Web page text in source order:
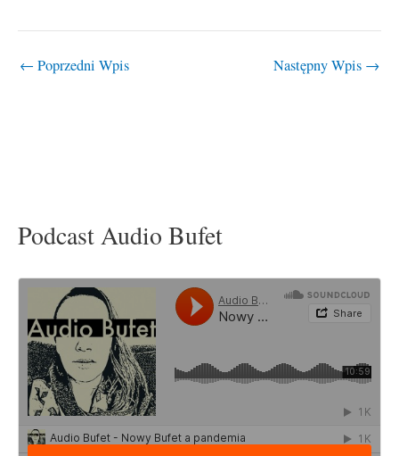
← Poprzedni Wpis Następny Wpis →
Podcast Audio Bufet